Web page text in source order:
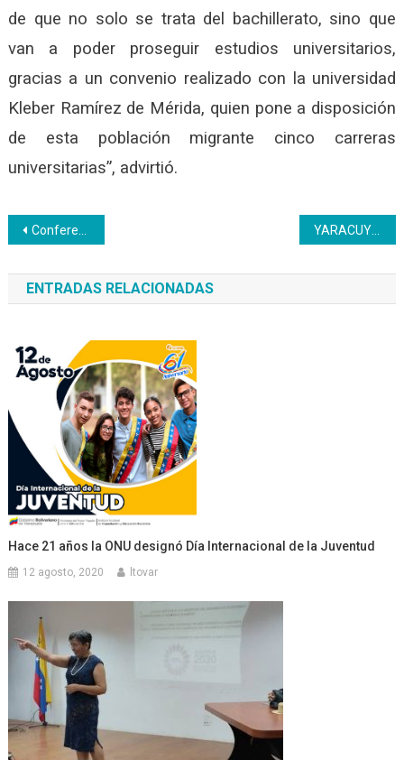
de que no solo se trata del bachillerato, sino que
van a poder proseguir estudios universitarios,
gracias a un convenio realizado con la universidad
Kleber Ramírez de Mérida, quien pone a disposición
de esta población migrante cinco carreras
universitarias”, advirtió.
Navegación
de
entradas
Conferencia Intersaber: Irama La Rosa abordó el tema Juventudes y política pública YARACUY | Inces dicta talleres de formación a ciudadanos en conflicto con la ley
ENTRADAS RELACIONADAS
Hace 21 años la ONU designó Día Internacional de la Juventud
12 agosto, 2020 ltovar